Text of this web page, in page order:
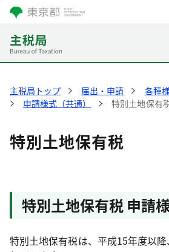
主税局トップ 届出・申請
各種
申請様式（共通）
特別土地保有
特別土地保有税
特別土地保有税 申請
特別土地保有税は、平成15年度以